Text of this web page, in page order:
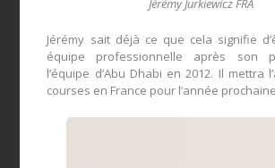
Jérémy Jurkiewicz FRA
Jérémy sait déjà ce que cela signifie
équipe professionnelle après son
l’équipe d’Abu Dhabi en 2012. Il mettra l’
courses en France pour l’année